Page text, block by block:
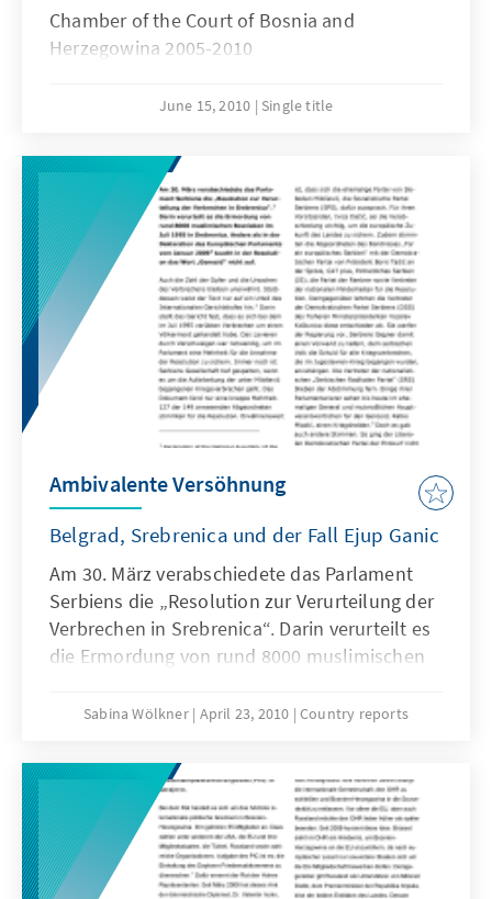
Chamber of the Court of Bosnia and
Herzegowina 2005-2010
June 15, 2010 Single title
Ambivalente Versöhnung
Belgrad, Srebrenica und der Fall Ejup Ganic
Am 30. März verabschiedete das Parlament
Serbiens die „Resolution zur Verurteilung der
Verbrechen in Srebrenica“. Darin verurteilt es
die Ermordung von rund 8000 muslimischen
als in der Deklaration des Europäischen
Resolution das Wort „Genozid“ nicht auf.
Sabina Wölkner April 23, 2010 Country reports